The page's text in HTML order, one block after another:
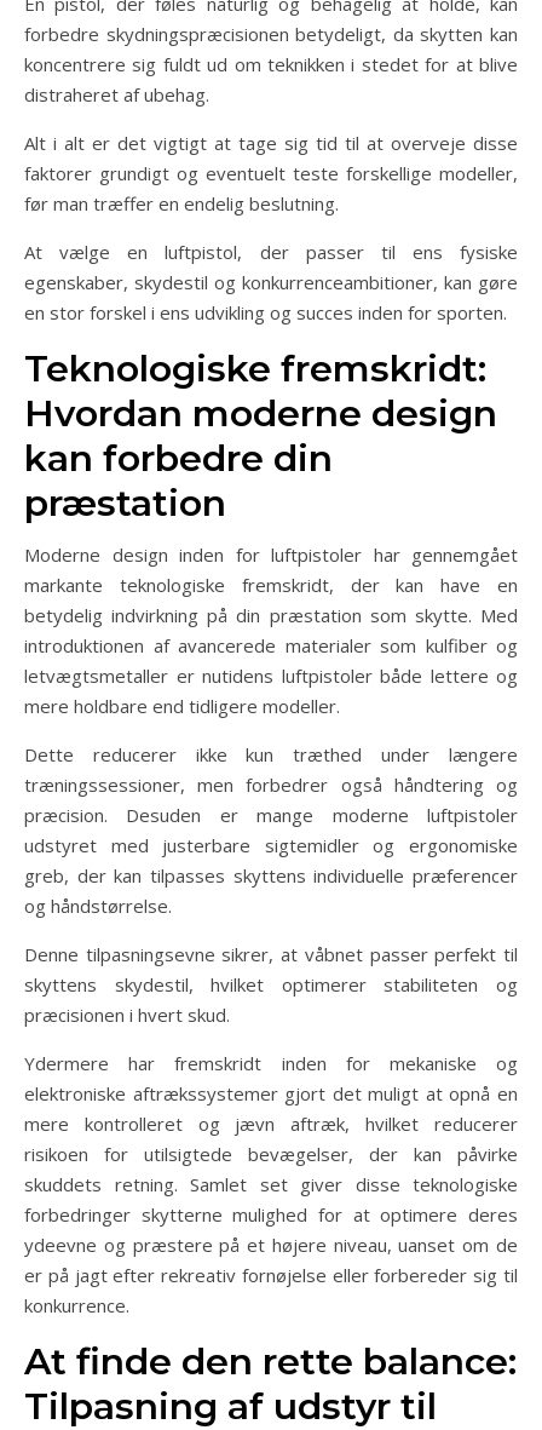
forbedre skydningspræcisionen betydeligt, da skytten kan
koncentrere sig fuldt ud om teknikken i stedet for at blive
distraheret af ubehag.
Alt i alt er det vigtigt at tage sig tid til at overveje disse
faktorer grundigt og eventuelt teste forskellige modeller,
før man træffer en endelig beslutning.
At vælge en luftpistol, der passer til ens fysiske
egenskaber, skydestil og konkurrenceambitioner, kan gøre
en stor forskel i ens udvikling og succes inden for sporten.
Teknologiske fremskridt:
Hvordan moderne design
kan forbedre din
præstation
Moderne design inden for luftpistoler har gennemgået
markante teknologiske fremskridt, der kan have en
betydelig indvirkning på din præstation som skytte. Med
introduktionen af avancerede materialer som kulfiber og
letvægtsmetaller er nutidens luftpistoler både lettere og
mere holdbare end tidligere modeller.
Dette reducerer ikke kun træthed under længere
træningssessioner, men forbedrer også håndtering og
præcision. Desuden er mange moderne luftpistoler
udstyret med justerbare sigtemidler og ergonomiske
greb, der kan tilpasses skyttens individuelle præferencer
og håndstørrelse.
Denne tilpasningsevne sikrer, at våbnet passer perfekt til
skyttens skydestil, hvilket optimerer stabiliteten og
præcisionen i hvert skud.
Ydermere har fremskridt inden for mekaniske og
elektroniske aftrækssystemer gjort det muligt at opnå en
mere kontrolleret og jævn aftræk, hvilket reducerer
risikoen for utilsigtede bevægelser, der kan påvirke
skuddets retning. Samlet set giver disse teknologiske
forbedringer skytterne mulighed for at optimere deres
ydeevne og præstere på et højere niveau, uanset om de
er på jagt efter rekreativ fornøjelse eller forbereder sig til
konkurrence.
At finde den rette balance:
Tilpasning af udstyr til